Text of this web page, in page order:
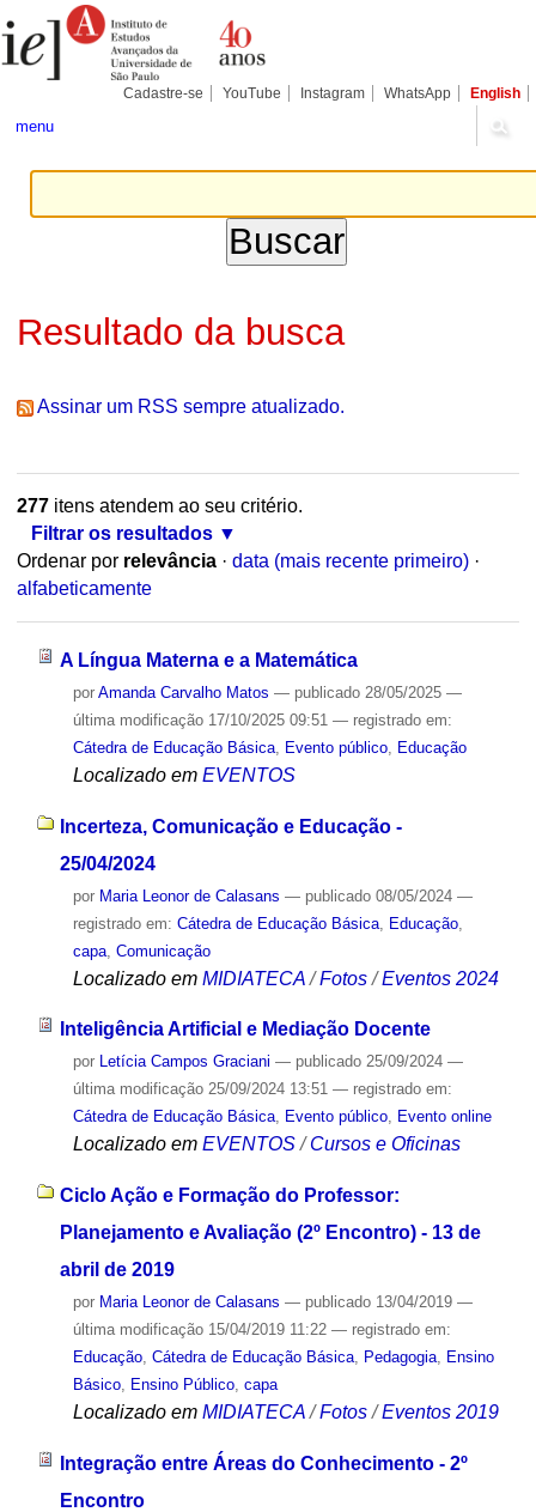
para
conteúdo.
Pessoais
Cadastre-se YouTube Instagram WhatsApp English
menu
Resultado da busca
Assinar um RSS sempre atualizado.
277itens atendem ao seu critério.
Filtrar os resultados
Ordenar por relevância · data (mais recente primeiro) ·
alfabeticamente
A Língua Materna e a Matemática
por Amanda Carvalho Matos — publicado28/05/2025 —
última modificação17/10/2025 09:51 — registrado em:
Cátedra de Educação Básica, Evento público, Educação
Localizado em EVENTOS
Incerteza, Comunicação e Educação -
25/04/2024
por Maria Leonor de Calasans — publicado08/05/2024 —
registrado em: Cátedra de Educação Básica, Educação,
capa, Comunicação
Localizado em MIDIATECA /Fotos /Eventos 2024
Inteligência Artificial e Mediação Docente
por Letícia Campos Graciani — publicado25/09/2024 —
última modificação25/09/2024 13:51 — registrado em:
Cátedra de Educação Básica, Evento público, Evento online
Localizado em EVENTOS /Cursos e Oficinas
Ciclo Ação e Formação do Professor:
Planejamento e Avaliação (2º Encontro) - 13 de
abril de 2019
por Maria Leonor de Calasans — publicado13/04/2019 —
última modificação15/04/2019 11:22 — registrado em:
Educação, Cátedra de Educação Básica, Pedagogia, Ensino
Básico, Ensino Público, capa
Localizado em MIDIATECA /Fotos /Eventos 2019
Integração entre Áreas do Conhecimento - 2º
Encontro